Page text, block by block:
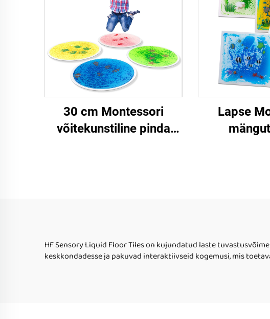
30 cm Montessori
võitekunstiline pinda
Lapse
HF Sensory Liquid Floor Tiles on kujundatud laste
keskkondadesse ja pakuvad interaktiivseid kogemusi, mis